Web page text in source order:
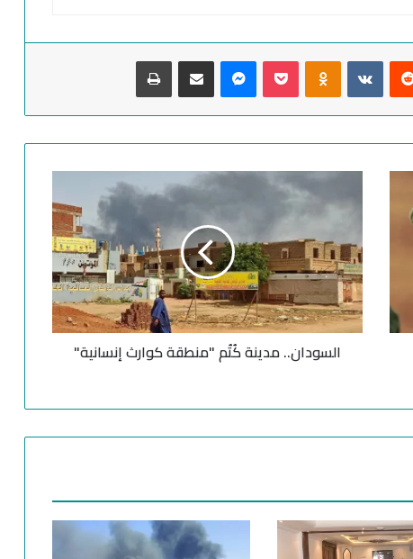
و
د
ا
ن
.
.
ن
كُ
"
م
ن
السودان.. مدينة كُتُم "منطقة كوارث إنسانية"